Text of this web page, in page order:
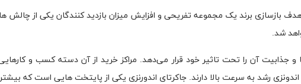
بازسازی برند یک مجموعه تفریحی و افزایش میزان بازدید کنندگان یکی از
شد.
آن را تحت تاثیر خود قرار می‌دهد. مراکز خرید از آن دسته کسب و
رشد به سرعت بالا دارند. جاکرتای اندورنزی یکی از پایتخت هایی است که